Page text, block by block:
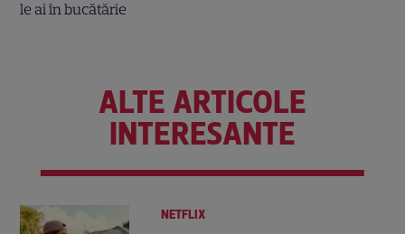
ALTE ARTICOLE
INTERESANTE
NETFLIX